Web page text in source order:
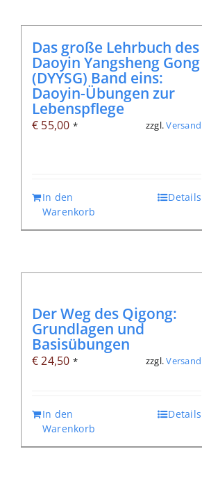
Das große Lehrbuch des
Daoyin Yangsheng Gong
(DYYSG) Band eins:
Daoyin-Übungen zur
Lebenspflege
€ 55,00 * zzgl.Versand
In den
Warenkorb
Details
Der Weg des Qigong:
Grundlagen und
Basisübungen
€24,50 * zzgl.Versand
In den
Warenkorb
Details